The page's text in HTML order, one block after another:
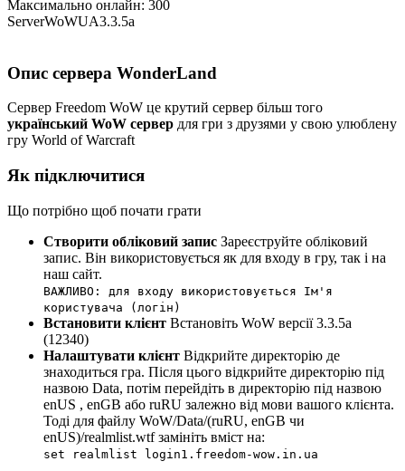
Максимально онлайн: 300
ServerWoWUA3.3.5a
Опис сервера WonderLand
Сервер Freedom WoW це крутий сервер більш того
український WoW сервер для гри з друзями у свою улюблену
гру World of Warcraft
Як підключитися
Що потрібно щоб почати грати
Створити обліковий запис Зареєструйте обліковий
запис. Він використовується як для входу в гру, так і на
наш сайт.
ВАЖЛИВО: для входу використовується Ім'я
користувача (логін)
Встановити клієнт Встановіть WoW версії 3.3.5a
(12340)
Налаштувати клієнт Відкрийте директорію де
знаходиться гра. Після цього відкрийте директорію під
назвою Data, потім перейдіть в директорію під назвою
enUS , enGB або ruRU залежно від мови вашого клієнта.
Тоді для файлу WoW/Data/(ruRU, enGB чи
enUS)/realmlist.wtf замініть вміст на:
set realmlist login1.freedom-wow.in.ua